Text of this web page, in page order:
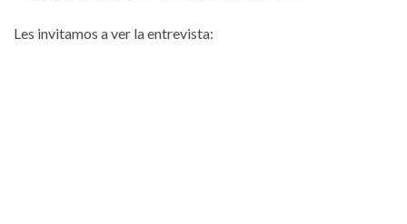
Les invitamos a ver la entrevista: